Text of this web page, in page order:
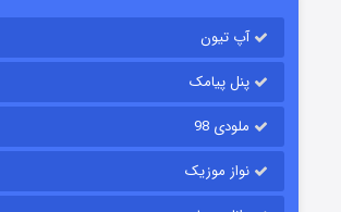
آپ تیون
پنل پیامک
ملودی 98
نواز موزیک